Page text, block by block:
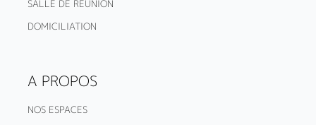
SALLE DE RÉUNION
DOMICILIATION
A PROPOS
NOS ESPACES